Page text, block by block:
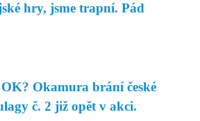
hry, jsme trapní. Pád
Okamura brání české
č. 2 již opět v akci.